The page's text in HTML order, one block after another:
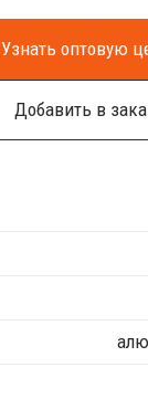
Узнать оптовую
Добавить в